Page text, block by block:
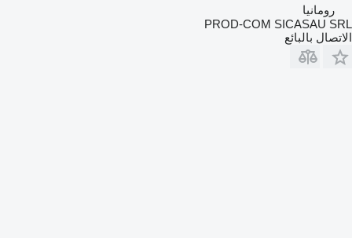
رومانيا
PROD-COM SICASAU SRL
الاتصال بالبائع